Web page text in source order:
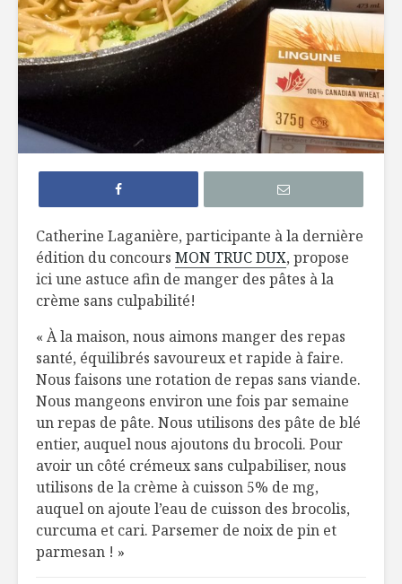
Catherine Laganière, participante à la dernière
édition du concours MON TRUC DUX, propose
ici une astuce afin de manger des pâtes à la
crème sans culpabilité!
« À la maison, nous aimons manger des repas
santé, équilibrés savoureux et rapide à faire.
Nous faisons une rotation de repas sans viande.
Nous mangeons environ une fois par semaine
un repas de pâte. Nous utilisons des pâte de blé
entier, auquel nous ajoutons du brocoli. Pour
avoir un côté crémeux sans culpabiliser, nous
utilisons de la crème à cuisson 5% de mg,
auquel on ajoute l’eau de cuisson des brocolis,
curcuma et cari. Parsemer de noix de pin et
parmesan ! »
pâtes
traditionnelles
fruits et légumes
Muffins pour
enfants difficiles
Lait
chocolat
aux fruits
Le fils du boulanger
La Provence à
Santé et